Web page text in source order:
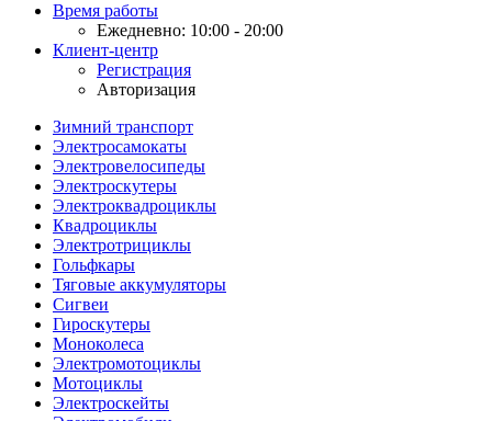
Время работы
Ежедневно: 10:00 - 20:00
Клиент-центр
Регистрация
Авторизация
Зимний транспорт
Электросамокаты
Электровелосипеды
Электроскутеры
Электроквадроциклы
Квадроциклы
Электротрициклы
Гольфкары
Тяговые аккумуляторы
Сигвеи
Гироскутеры
Моноколеса
Электромотоциклы
Мотоциклы
Электроскейты